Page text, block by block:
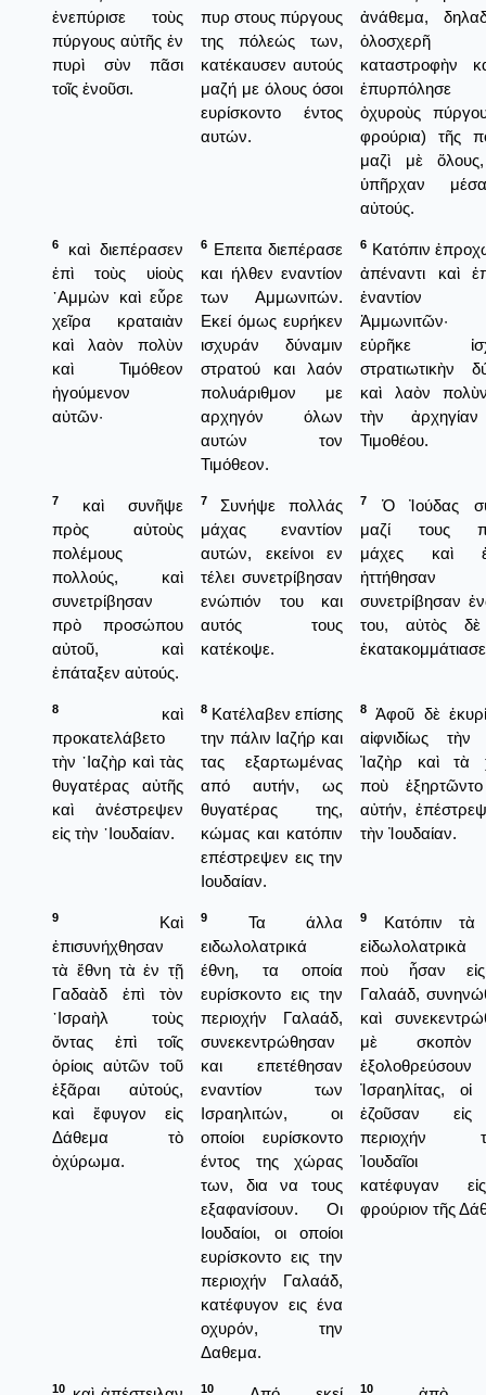
ἐνεπύρισε τοὺς
πύργους αὐτῆς ἐν
πυρὶ σὺν πᾶσι
τοῖς ἐνοῦσι.
πυρ στους πύργους
της πόλεώς των,
κατέκαυσεν αυτούς
μαζή με όλους όσοι
ευρίσκοντο έντος
αυτών.
ἀνάθεμα,
ὁλοσχερῆ
καταστροφὴν
ἐπυρπόλησε
ὀχυροὺς
φρούρια) τῆς
μαζὶ μὲ
ὑπῆρχαν
αὐτούς.
6
καὶ διεπέρασεν
ἐπὶ τοὺς υἱοὺς
᾿Αμμὼν καὶ εὗρε
χεῖρα κραταιὰν
καὶ λαὸν πολὺν
καὶ Τιμόθεον
ἡγούμενον
αὐτῶν·
6 Επειτα διεπέρασε
και ήλθεν εναντίον
των Αμμωνιτών.
Εκεί όμως ευρήκεν
ισχυράν δύναμιν
στρατού και λαόν
πολυάριθμον με
αρχηγόν όλων
αυτών τον
Τιμόθεον.
6 Κατόπιν
ἀπέναντι καὶ
ἐναντίον
Ἀμμωνιτῶν·
εὑρῆκε
στρατιωτικὴν
καὶ λαὸν
τὴν
Τιμοθέου.
7
καὶ συνῆψε
πρὸς αὐτοὺς
πολέμους
πολλούς, καὶ
συνετρίβησαν
πρὸ προσώπου
αὐτοῦ, καὶ
ἐπάταξεν αὐτούς.
7
Συνήψε πολλάς
μάχας εναντίον
αυτών, εκείνοι εν
τέλει συνετρίβησαν
ενώπιόν του και
αυτός τους
κατέκοψε.
7
Ὁ Ἰούδας
μαζί τους
μάχες καὶ
ἡττήθησαν
συνετρίβησαν
του, αὐτὸς δὲ
8
καὶ
προκατελάβετο
τὴν ᾿Ιαζὴρ καὶ τὰς
θυγατέρας αὐτῆς
καὶ ἀνέστρεψεν
εἰς τὴν ᾿Ιουδαίαν.
8 Κατέλαβεν επίσης
την πάλιν Ιαζήρ και
τας εξαρτωμένας
από αυτήν, ως
θυγατέρας της,
κώμας και κατόπιν
επέστρεψεν εις την
Ιουδαίαν.
8
Ἀφοῦ δὲ
αἰφνιδίως τὴν
Ἰαζὴρ καὶ τὰ
ποὺ
αὐτήν,
τὴν Ἰουδαίαν.
9
Καὶ
ἐπισυνήχθησαν
τὰ ἔθνη τὰ ἐν τῇ
Γαδαὰδ ἐπὶ τὸν
᾿Ισραὴλ τοὺς
ὄντας ἐπὶ τοῖς
ὁρίοις αὐτῶν τοῦ
ἐξᾶραι αὐτούς,
καὶ ἔφυγον εἰς
Δάθεμα τὸ
ὀχύρωμα.
9
Τα άλλα
ειδωλολατρικά
έθνη, τα οποία
ευρίσκοντο εις την
περιοχήν Γαλαάδ,
συνεκεντρώθησαν
και επετέθησαν
εναντίον των
Ισραηλιτών, οι
οποίοι ευρίσκοντο
έντος της χώρας
των, δια να τους
εξαφανίσουν. Οι
Ιουδαίοι, οι οποίοι
ευρίσκοντο εις την
περιοχήν Γαλαάδ,
κατέφυγον εις ένα
οχυρόν, την
Δαθεμα.
9
Κατόπιν τὰ
ποὺ ἦσαν
Γαλαάδ,
καὶ
μὲ
Ἰσραηλίτας, οἱ
ἐζοῦσαν
περιοχήν
Ἰουδαῖοι
κατέφυγαν
φρούριον τῆς
10 10 10